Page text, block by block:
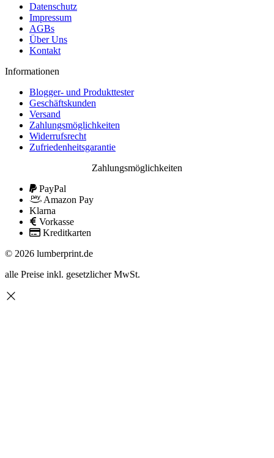
Datenschutz
Impressum
AGBs
Über Uns
Kontakt
Informationen
Blogger- und Produkttester
Geschäftskunden
Versand
Zahlungsmöglichkeiten
Widerrufsrecht
Zufriedenheitsgarantie
Zahlungsmöglichkeiten
PayPal
Amazon Pay
Klarna
Vorkasse
Kreditkarten
© 2026 lumberprint.de
alle Preise inkl. gesetzlicher MwSt.